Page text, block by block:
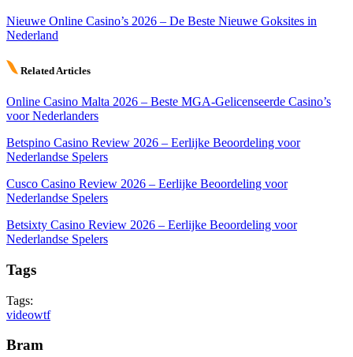
Nieuwe Online Casino’s 2026 – De Beste Nieuwe Goksites in
Nederland
Related Articles
Online Casino Malta 2026 – Beste MGA-Gelicenseerde Casino’s
voor Nederlanders
Betspino Casino Review 2026 – Eerlijke Beoordeling voor
Nederlandse Spelers
Cusco Casino Review 2026 – Eerlijke Beoordeling voor
Nederlandse Spelers
Betsixty Casino Review 2026 – Eerlijke Beoordeling voor
Nederlandse Spelers
Tags
Tags:
videowtf
Bram